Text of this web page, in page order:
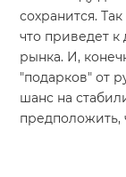
сохранится.
что приведет
рынка. И,
"подарков" от
шанс на
предположить,